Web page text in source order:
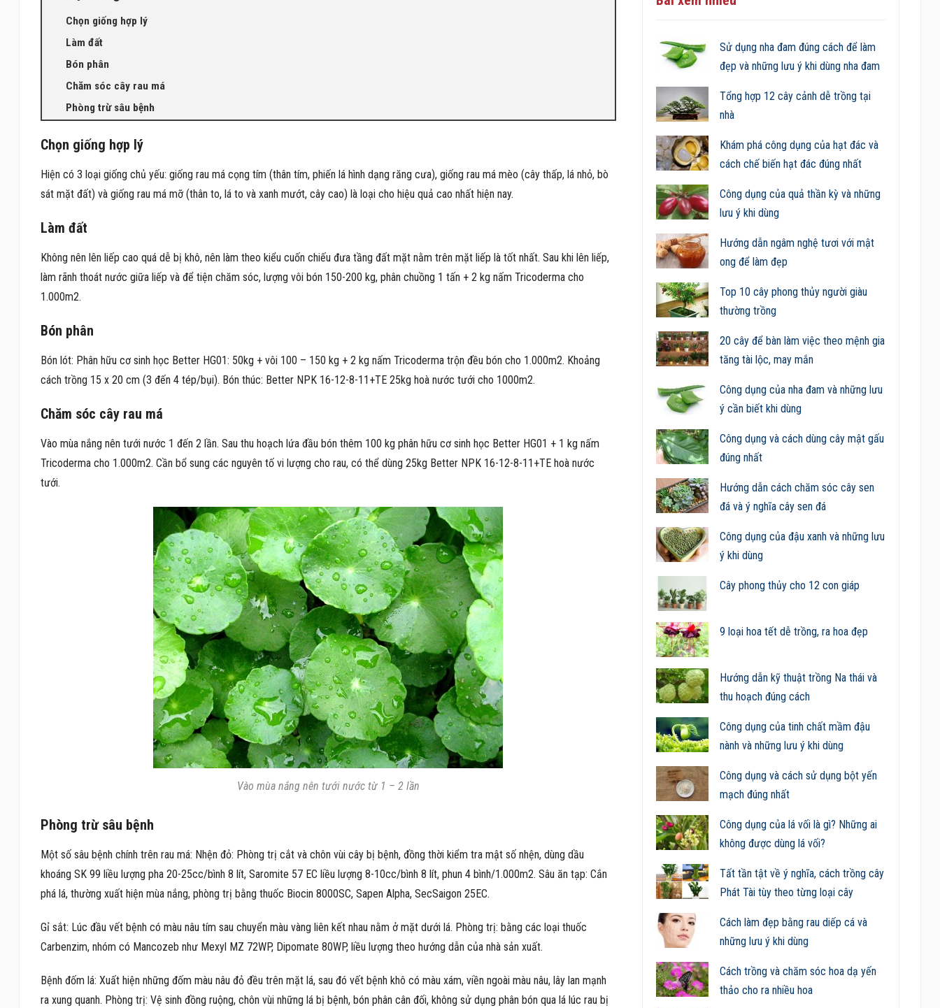
Chọn giống hợp lý
Làm đất
Bón phân
Chăm sóc cây rau má
Phòng trừ sâu bệnh
Chọn giống hợp lý
Hiện có 3 loại giống chủ yếu: giống rau má cọng tím (thân tím, phiến lá hình dạng răng cưa), giống rau má mèo (cây thấp, lá nhỏ, bò
sát mặt đất) và giống rau má mỡ (thân to, lá to và xanh mướt, cây cao) là loại cho hiệu quả cao nhất hiện nay.
Làm đất
Không nên lên liếp cao quá dễ bị khô, nên làm theo kiểu cuốn chiếu đưa tầng đất mặt nằm trên mặt liếp là tốt nhất. Sau khi lên liếp,
làm rãnh thoát nước giữa liếp và để tiện chăm sóc, lượng vôi bón 150-200 kg, phân chuồng 1 tấn + 2 kg nấm Tricoderma cho
1.000m2.
Bón phân
Bón lót: Phân hữu cơ sinh học Better HG01: 50kg + vôi 100 – 150 kg + 2 kg nấm Tricoderma trộn đều bón cho 1.000m2. Khoảng
cách trồng 15 x 20 cm (3 đến 4 tép/bụi). Bón thúc: Better NPK 16-12-8-11+TE 25kg hoà nước tưới cho 1000m2.
Chăm sóc cây rau má
Vào mùa nắng nên tưới nước 1 đến 2 lần. Sau thu hoạch lứa đầu bón thêm 100 kg phân hữu cơ sinh học Better HG01 + 1 kg nấm
Tricoderma cho 1.000m2. Cần bổ sung các nguyên tố vi lượng cho rau, có thể dùng 25kg Better NPK 16-12-8-11+TE hoà nước
tưới.
Vào mùa nắng nên tưới nước từ 1 – 2 lần
Phòng trừ sâu bệnh
Một số sâu bệnh chính trên rau má: Nhện đỏ: Phòng trị cắt và chôn vùi cây bị bệnh, đồng thời kiểm tra mật số nhện, dùng dầu
khoáng SK 99 liều lượng pha 20-25cc/bình 8 lít, Saromite 57 EC liều lượng 8-10cc/bình 8 lít, phun 4 bình/1.000m2. Sâu ăn tạp: Cắn
phá lá, thường xuất hiện mùa nắng, phòng trị bằng thuốc Biocin 8000SC, Sapen Alpha, SecSaigon 25EC.
Gỉ sắt: Lúc đầu vết bệnh có màu nâu tím sau chuyển màu vàng liên kết nhau nằm ở mặt dưới lá. Phòng trị: bằng các loại thuốc
Carbenzim, nhóm có Mancozeb như Mexyl MZ 72WP, Dipomate 80WP, liều lượng theo hướng dẫn của nhà sản xuất.
Bệnh đốm lá: Xuất hiện những đốm màu nâu đỏ đều trên mặt lá, sau đó vết bệnh khô có màu xám, viền ngoài màu nâu, lây lan mạnh
ra xung quanh. Phòng trị: Vệ sinh đồng ruộng, chôn vùi những lá bị bệnh, bón phân cân đối, không sử dụng phân bón qua lá lúc rau bị
Sử dụng nha đam đúng cách để làm
đẹp và những lưu ý khi dùng nha đam
Tổng hợp 12 cây cảnh dễ trồng tại
nhà
Khám phá công dụng của hạt đác và
cách chế biến hạt đác đúng nhất
Công dụng của quả thần kỳ và những
lưu ý khi dùng
Hướng dẫn ngâm nghệ tươi với mật
ong để làm đẹp
Top 10 cây phong thủy người giàu
thường trồng
20 cây để bàn làm việc theo mệnh gia
tăng tài lộc, may mắn
Công dụng của nha đam và những lưu
ý cần biết khi dùng
Công dụng và cách dùng cây mật gấu
đúng nhất
Hướng dẫn cách chăm sóc cây sen
đá và ý nghĩa cây sen đá
Công dụng của đậu xanh và những lưu
ý khi dùng
Cây phong thủy cho 12 con giáp
9 loại hoa tết dễ trồng, ra hoa đẹp
Hướng dẫn kỹ thuật trồng Na thái và
thu hoạch đúng cách
Công dụng của tinh chất mầm đậu
nành và những lưu ý khi dùng
Công dụng và cách sử dụng bột yến
mạch đúng nhất
Công dụng của lá vối là gì? Những ai
không được dùng lá vối?
Tất tần tật về ý nghĩa, cách trồng cây
Phát Tài tùy theo từng loại cây
Cách làm đẹp bằng rau diếp cá và
những lưu ý khi dùng
Cách trồng và chăm sóc hoa dạ yến
thảo cho ra nhiều hoa